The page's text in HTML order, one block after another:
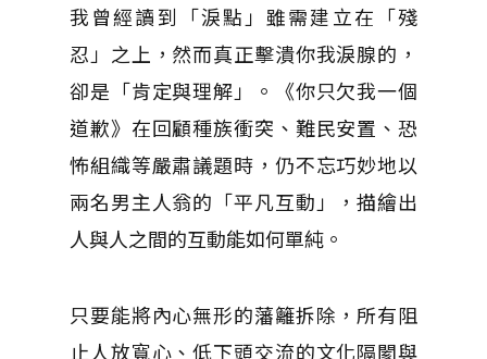
我曾經讀到「淚點」雖需建立在「殘
忍」之上，然而真正擊潰你我淚腺的，
卻是「肯定與理解」。《你只欠我一個
道歉》在回顧種族衝突、難民安置、恐
怖組織等嚴肅議題時，仍不忘巧妙地以
兩名男主人翁的「平凡互動」，描繪出
人與人之間的互動能如何單純。
只要能將內心無形的藩籬拆除，所有阻
止人放寬心、低下頭交流的文化隔閡與